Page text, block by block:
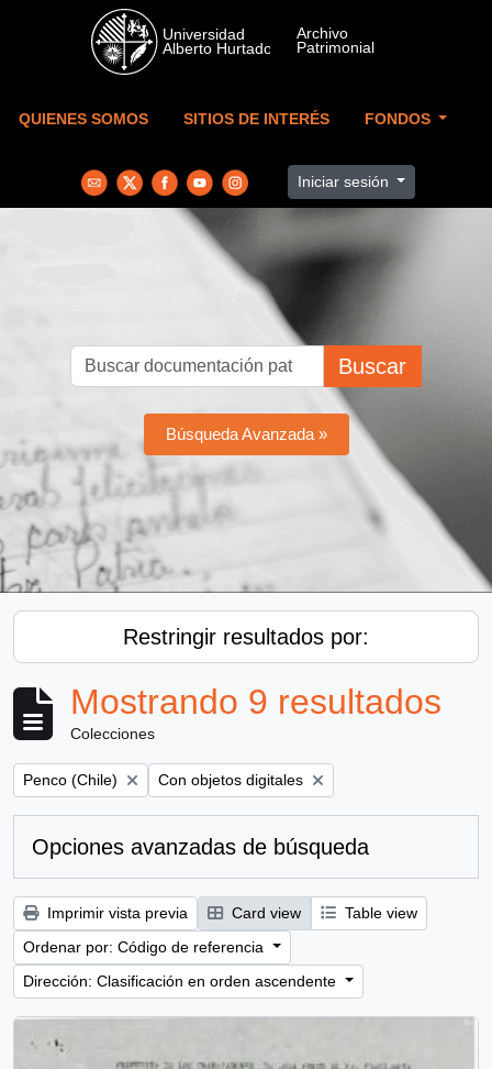
Skip to main content
QUIENES SOMOS SITIOS DE INTERÉS FONDOS
Iniciar sesión
Buscar
Búsqueda Avanzada »
Restringir resultados por:
Mostrando 9 resultados
Colecciones
Remove filter:
Penco (Chile) Remove filter:
Con objetos digitales
Opciones avanzadas de búsqueda
Imprimir vista previa Card view
Table view
Ordenar por: Código de referencia
Dirección: Clasificación en orden ascendente